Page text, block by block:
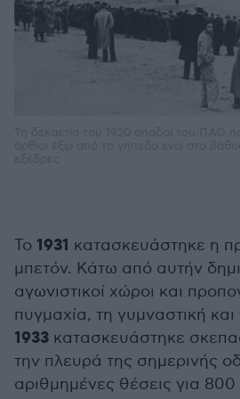
Το 1931 κατασκευάστηκε η
μπετόν. Κάτω από αυτήν
αγωνιστικοί χώροι και
πυγμαχία, τη γυμναστική
1933 κατασκευάστηκε
την πλευρά της σημερινής
αριθμημένες θέσεις για